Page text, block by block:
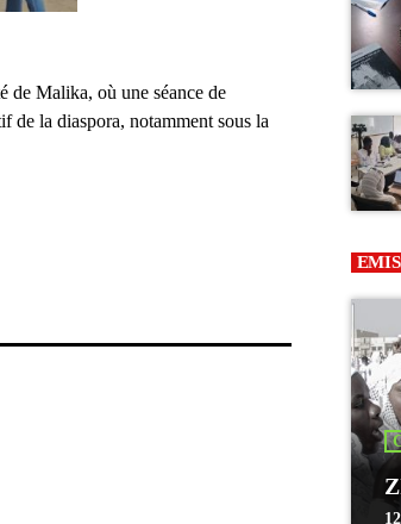
de Malika, où une séance de
de la diaspora, notamment sous la